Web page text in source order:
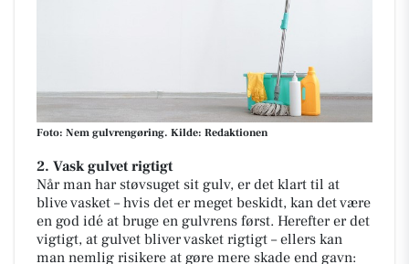
Foto: Nem gulvrengøring. Kilde: Redaktionen
2. Vask gulvet rigtigt
Når man har støvsuget sit gulv, er det klart til at
blive vasket – hvis det er meget beskidt, kan det være
en god idé at bruge en gulvrens først. Herefter er det
vigtigt, at gulvet bliver vasket rigtigt – ellers kan
man nemlig risikere at gøre mere skade end gavn: